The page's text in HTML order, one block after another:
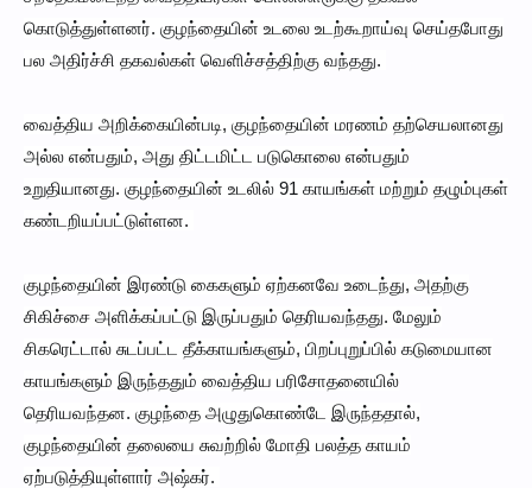
கொடுத்துள்ளனர். குழந்தையின் உடலை உடற்கூறாய்வு செய்தபோது
பல அதிர்ச்சி தகவல்கள் வெளிச்சத்திற்கு வந்தது.
வைத்திய அறிக்கையின்படி, குழந்தையின் மரணம் தற்செயலானது
அல்ல என்பதும், அது திட்டமிட்ட படுகொலை என்பதும்
உறுதியானது. குழந்தையின் உடலில் 91 காயங்கள் மற்றும் தழும்புகள்
கண்டறியப்பட்டுள்ளன.
குழந்தையின் இரண்டு கைகளும் ஏற்கனவே உடைந்து, அதற்கு
சிகிச்சை அளிக்கப்பட்டு இருப்பதும் தெரியவந்தது. மேலும்
சிகரெட்டால் சுடப்பட்ட தீக்காயங்களும், பிறப்புறுப்பில் கடுமையான
காயங்களும் இருந்ததும் வைத்திய பரிசோதனையில்
தெரியவந்தன. குழந்தை அழுதுகொண்டே இருந்ததால்,
குழந்தையின் தலையை சுவற்றில் மோதி பலத்த காயம்
ஏற்படுத்தியுள்ளார் அஷ்கர்.